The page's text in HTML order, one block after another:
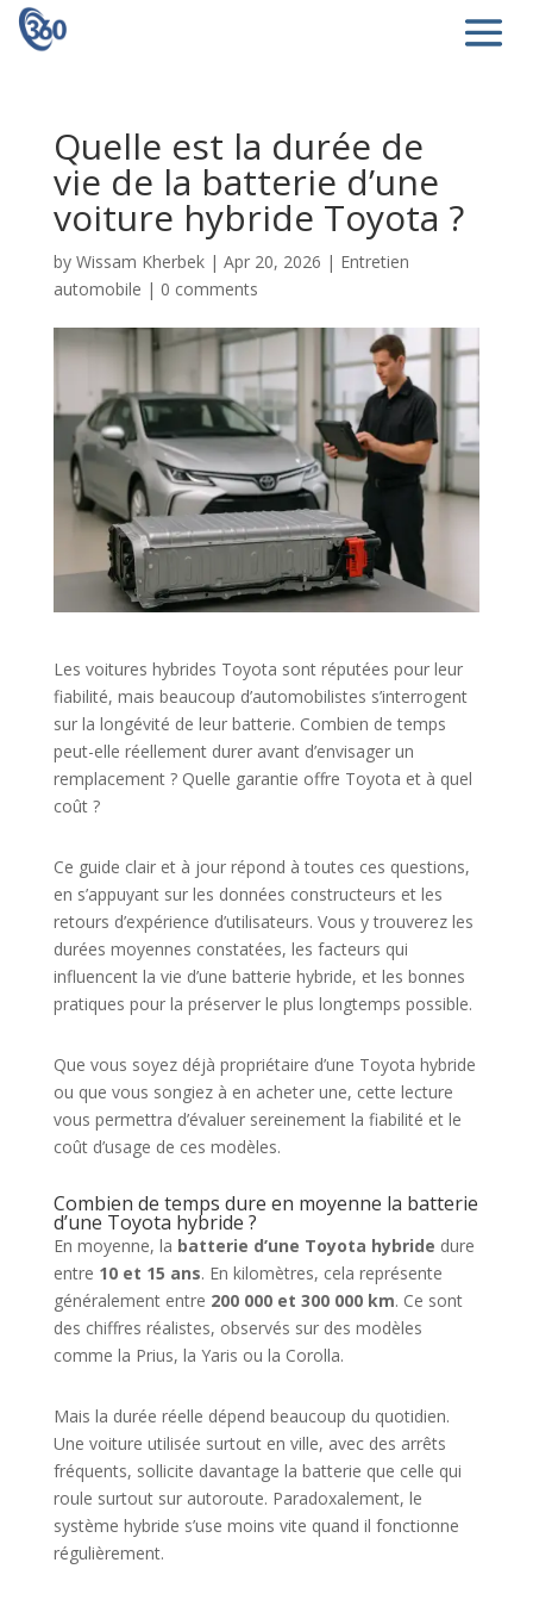
Quelle est la durée de
vie de la batterie d’une
voiture hybride Toyota ?
by Wissam Kherbek| Apr 20, 2026 | Entretien
automobile | 0 comments
Les voitures hybrides Toyota sont réputées pour leur
fiabilité, mais beaucoup d’automobilistes s’interrogent
sur la longévité de leur batterie. Combien de temps
peut-elle réellement durer avant d’envisager un
remplacement ? Quelle garantie offre Toyota et à quel
coût ?
Ce guide clair et à jour répond à toutes ces questions,
en s’appuyant sur les données constructeurs et les
retours d’expérience d’utilisateurs. Vous y trouverez les
durées moyennes constatées, les facteurs qui
influencent la vie d’une batterie hybride, et les bonnes
pratiques pour la préserver le plus longtemps possible.
Que vous soyez déjà propriétaire d’une Toyota hybride
ou que vous songiez à en acheter une, cette lecture
vous permettra d’évaluer sereinement la fiabilité et le
coût d’usage de ces modèles.
Combien de temps dure en moyenne la batterie
d’une Toyota hybride ?
En moyenne, la batterie d’une Toyota hybride dure
entre 10 et 15 ans. En kilomètres, cela représente
généralement entre 200 000 et 300 000 km. Ce sont
des chiffres réalistes, observés sur des modèles
comme la Prius, la Yaris ou la Corolla.
Mais la durée réelle dépend beaucoup du quotidien.
Une voiture utilisée surtout en ville, avec des arrêts
fréquents, sollicite davantage la batterie que celle qui
roule surtout sur autoroute. Paradoxalement, le
système hybride s’use moins vite quand il fonctionne
régulièrement.